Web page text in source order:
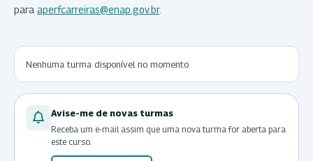
para aperfcarreiras@enap.gov.br.
Nenhuma turma disponível no momento.
Avise-me de novas turmas
Receba um e-mail assim que uma nova turma for aberta para
este curso.